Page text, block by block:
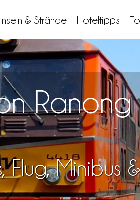
Hoteltipps
Inseln & Strände
Flug, Minibus